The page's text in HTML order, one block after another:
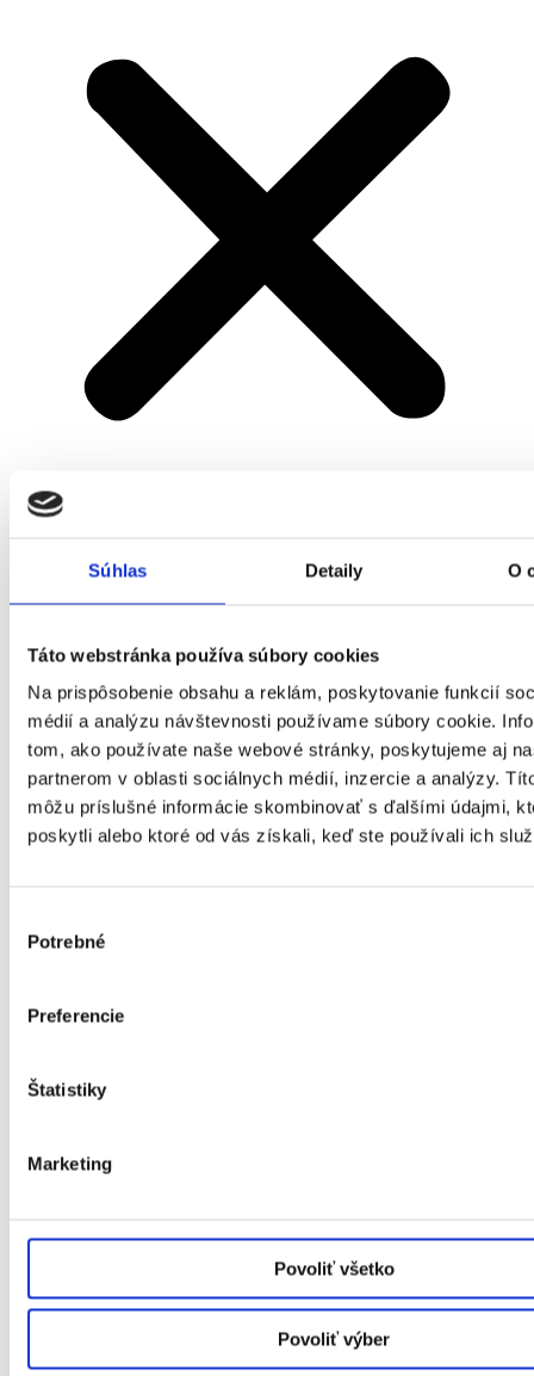
Súhlas Detaily O
Táto webstránka používa súbory cookies
Na prispôsobenie obsahu a reklám, poskytovanie funkcií
médií a analýzu návštevnosti používame súbory cookie.
tom, ako používate naše webové stránky, poskytujeme aj
partnerom v oblasti sociálnych médií, inzercie a analýzy.
môžu príslušné informácie skombinovať s ďalšími údajmi,
poskytli alebo ktoré od vás získali, keď ste používali ich
súhlasu
Potrebné
Preferencie
Štatistiky
Marketing
Povoliť všetko
Povoliť výber
Drevené okná